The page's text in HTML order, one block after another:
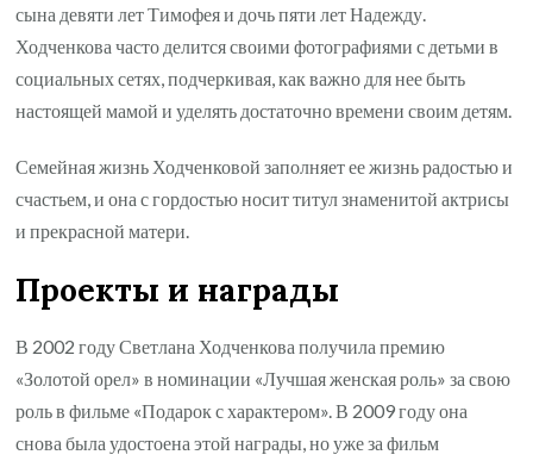
сына девяти лет Тимофея и дочь пяти лет Надежду.
Ходченкова часто делится своими фотографиями с детьми в
социальных сетях, подчеркивая, как важно для нее быть
настоящей мамой и уделять достаточно времени своим детям.
Семейная жизнь Ходченковой заполняет ее жизнь радостью и
счастьем, и она с гордостью носит титул знаменитой актрисы
и прекрасной матери.
Проекты и награды
В 2002 году Светлана Ходченкова получила премию
«Золотой орел» в номинации «Лучшая женская роль» за свою
роль в фильме «Подарок с характером». В 2009 году она
снова была удостоена этой награды, но уже за фильм